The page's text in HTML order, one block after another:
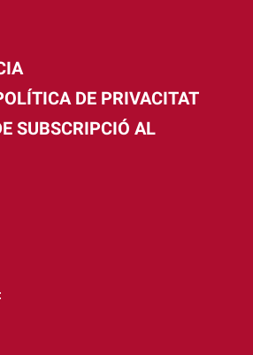
DE PRIVACITAT
SUBSCRIPCIÓ AL